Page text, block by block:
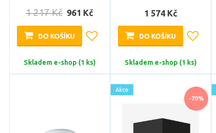
1 217 Kč 961 Kč
DO KOŠÍKU
Skladem e-shop (1 ks)
1 574 Kč
DO KOŠÍKU
Skladem e-shop (1 ks)
-70%
Akce